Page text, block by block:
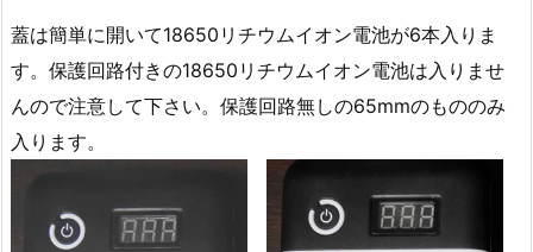
蓋は簡単に開いて18650リチウムイオン電池が6本入りま
す。保護回路付きの18650リチウムイオン電池は入りませ
んので注意して下さい。保護回路無しの65mmのもののみ
入ります。